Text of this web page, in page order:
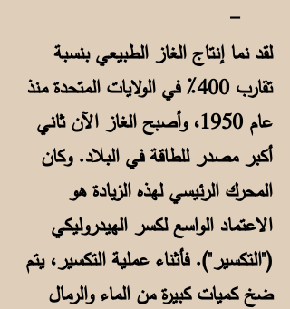
-
لقد نما إنتاج الغاز الطبيعي بنسبة
تقارب 400٪ في الولايات المتحدة منذ
عام 1950، وأصبح الغاز الآن ثاني
أكبر مصدر للطاقة في البلاد. وكان
المحرك الرئيسي لهذه الزيادة هو
الاعتماد الواسع لكسر الهيدروليكي
("التكسير"). فأثناء عملية التكسير، يتم
ضخ كميات كبيرة من الماء والرمال